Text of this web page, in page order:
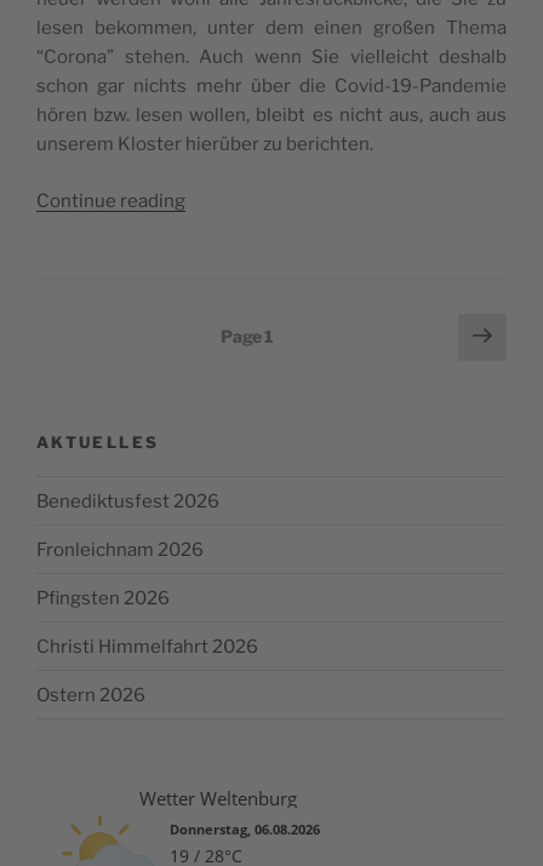
lesen bekom­men, unter dem einen gro­ßen Thema
“Coro­na” ste­hen. Auch wenn Sie viel­le­ic­ht des­halb
schon gar nic­hts mehr über die Covid-19-Pan­de­mie
hören bzw. lesen wol­len, ble­ibt es nic­ht aus, auch aus
unse­rem Klo­s­ter hie­rüber zu beric­hten.
Con­ti­nue rea­ding“Jahre­
Page1
Next
AKTUELLES
Benediktusfest 2026
Fronleichnam 2026
Pfingsten 2026
Christi Himmelfahrt 2026
Ostern 2026
Wetter Weltenburg
Donnerstag, 06.08.2026
19 / 28°C